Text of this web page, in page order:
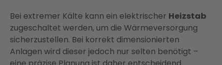
Bei extremer Kälte kann ein elektrischer Heizstab
zugeschaltet werden, um die Wärmeversorgung
sicherzustellen. Bei korrekt dimensionierten
Anlagen wird dieser jedoch nur selten benötigt –